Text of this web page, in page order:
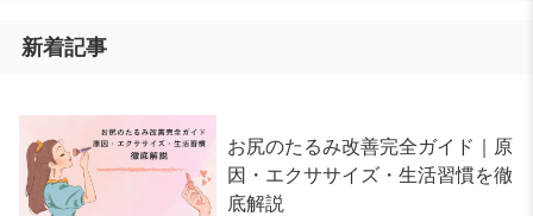
新着記事
お尻のたるみ改善完全ガイド｜原
因・エクササイズ・生活習慣を徹
底解説